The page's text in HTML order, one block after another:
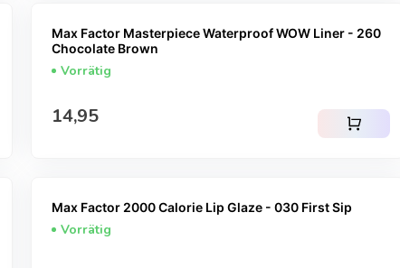
Max Factor Masterpiece Waterproof WOW Liner - 260
Chocolate Brown
Vorrätig
Regulärer Preis
14,95 shopping_cart
Max Factor 2000 Calorie Lip Glaze - 030 First Sip
Vorrätig